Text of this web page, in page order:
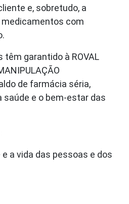
e, sobretudo, a
com
garantido à ROVAL
de farmácia séria,
e o bem-estar das
a vida das pessoas e dos